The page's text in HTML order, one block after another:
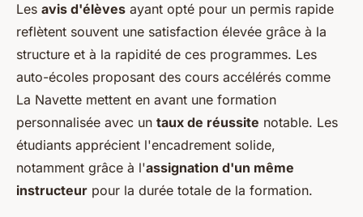
Les avis d'élèves ayant opté pour un permis rapide
reflètent souvent une satisfaction élevée grâce à la
structure et à la rapidité de ces programmes. Les
auto-écoles proposant des cours accélérés comme
La Navette mettent en avant une formation
personnalisée avec un taux de réussite notable. Les
étudiants apprécient l'encadrement solide,
notamment grâce à l'assignation d'un même
instructeur pour la durée totale de la formation.